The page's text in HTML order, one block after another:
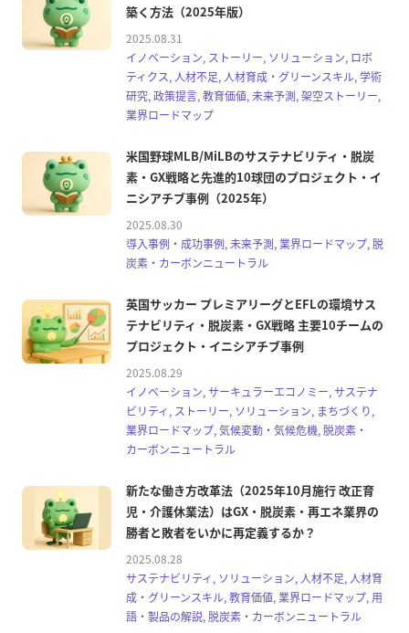
築く方法（2025年版）
2025.08.31
イノベーション, ストーリー, ソリューション, ロボ
ティクス, 人材不足, 人材育成・グリーンスキル, 学術
研究, 政策提言, 教育価値, 未来予測, 架空ストーリー,
業界ロードマップ
米国野球MLB/MiLBのサステナビリティ・脱炭
素・GX戦略と先進的10球団のプロジェクト・イ
ニシアチブ事例（2025年）
2025.08.30
導入事例・成功事例, 未来予測, 業界ロードマップ, 脱
炭素・カーボンニュートラル
英国サッカー プレミアリーグとEFLの環境サス
テナビリティ・脱炭素・GX戦略 主要10チームの
プロジェクト・イニシアチブ事例
2025.08.29
イノベーション, サーキュラーエコノミー, サステナ
ビリティ, ストーリー, ソリューション, まちづくり,
業界ロードマップ, 気候変動・気候危機, 脱炭素・
カーボンニュートラル
新たな働き方改革法（2025年10月施行 改正育
児・介護休業法）はGX・脱炭素・再エネ業界の
勝者と敗者をいかに再定義するか？
2025.08.28
サステナビリティ, ソリューション, 人材不足, 人材育
成・グリーンスキル, 教育価値, 業界ロードマップ, 用
語・製品の解説, 脱炭素・カーボンニュートラル